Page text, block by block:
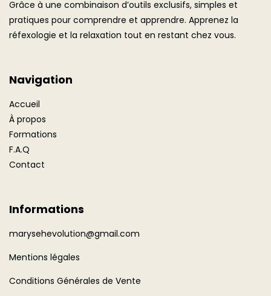
Grâce à une combinaison d’outils exclusifs, simples et
pratiques pour comprendre et apprendre. Apprenez la
réfexologie et la relaxation tout en restant chez vous.
Navigation
Accueil
À propos
Formations
F.A.Q
Contact
Informations
marysehevolution@gmail.com
Mentions légales
Conditions Générales de Vente